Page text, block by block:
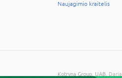
Naujagimio kraitelis
Kotryna Group, UAB ,